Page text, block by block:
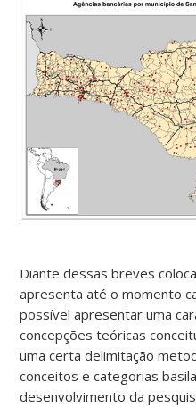
Diante dessas breves
apresenta até o momento
possível apresentar uma
concepções teóricas
uma certa delimitação
conceitos e categorias
desenvolvimento da